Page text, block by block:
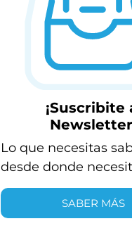
¡Suscribite
Lo que necesitas
desde donde
SABER MÁS